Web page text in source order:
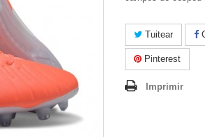
Tuitear
Pinterest
Imprimir